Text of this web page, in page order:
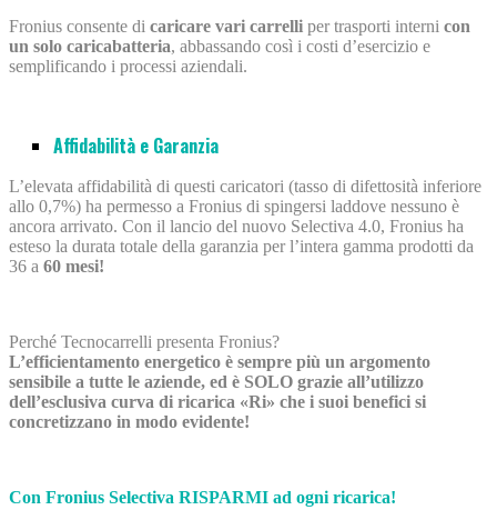
Fronius consente di caricare vari carrelli per trasporti interni con
un solo caricabatteria, abbassando così i costi d’esercizio e
semplificando i processi aziendali.
Affidabilità e Garanzia
L’elevata affidabilità di questi caricatori (tasso di difettosità inferiore
allo 0,7%) ha permesso a Fronius di spingersi laddove nessuno è
ancora arrivato. Con il lancio del nuovo Selectiva 4.0, Fronius ha
esteso la durata totale della garanzia per l’intera gamma prodotti da
36 a 60 mesi!
Perché Tecnocarrelli presenta Fronius?
L’efficientamento energetico è sempre più un argomento
sensibile a tutte le aziende, ed è SOLO grazie all’utilizzo
dell’esclusiva curva di ricarica «Ri» che i suoi benefici si
concretizzano in modo evidente!
Con Fronius Selectiva RISPARMI ad ogni ricarica!